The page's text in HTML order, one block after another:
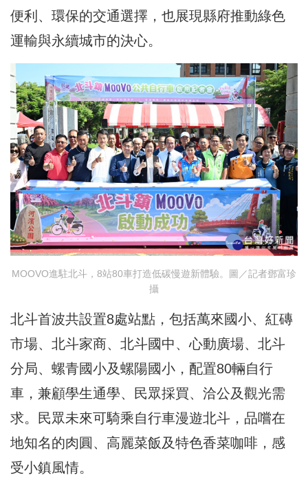
便利、環保的交通選擇，也展現縣府推動綠色
運輸與永續城市的決心。
MOOVO進駐北斗，8站80車打造低碳慢遊新體驗。圖／記者鄧富珍
攝
北斗首波共設置8處站點，包括萬來國小、紅磚
市場、北斗家商、北斗國中、心動廣場、北斗
分局、螺青國小及螺陽國小，配置80輛自行
車，兼顧學生通學、民眾採買、洽公及觀光需
求。民眾未來可騎乘自行車漫遊北斗，品嚐在
地知名的肉圓、高麗菜飯及特色香菜咖啡，感
受小鎮風情。